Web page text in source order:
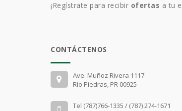
¡Regístrate para recibir ofertas a tu
CONTÁCTENOS
Ave. Muñoz Rivera 1117
Río Piedras, PR 00925
Tel (787)766-1335 / (787) 274-1671